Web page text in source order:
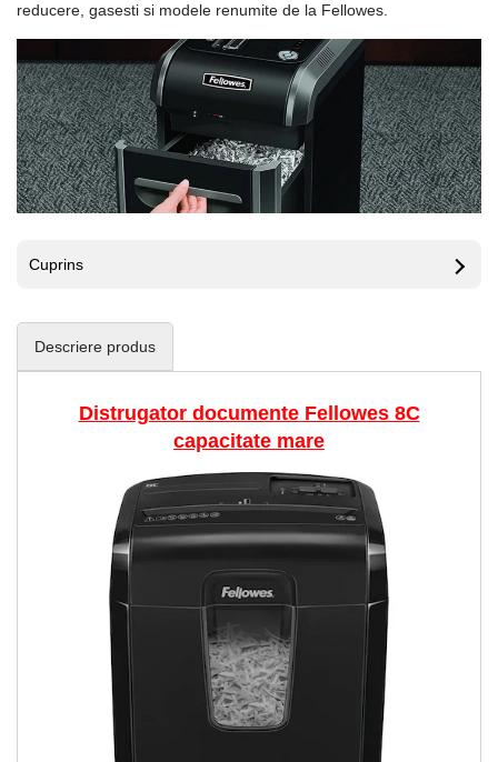
reducere, gasesti si modele renumite de la Fellowes.
Cuprins
Descriere produs
Distrugator documente Fellowes 8C
capacitate mare